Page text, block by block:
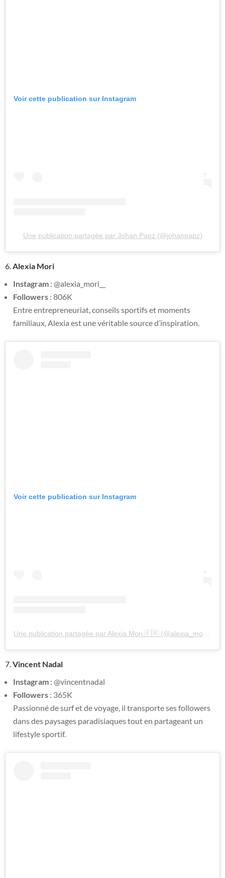
Voir cette publication sur Instagram
Une publication partagée par Johan Papz (@johanpapz)
6. Alexia Mori
Instagram : @alexia_mori__
Followers : 806K
Entre entrepreneuriat, conseils sportifs et moments
familiaux, Alexia est une véritable source d’inspiration.
Voir cette publication sur Instagram
7.Vincent Nadal
Instagram : @vincentnadal
Followers : 365K
Passionné de surf et de voyage, il transporte ses followers
dans des paysages paradisiaques tout en partageant un
lifestyle sportif.